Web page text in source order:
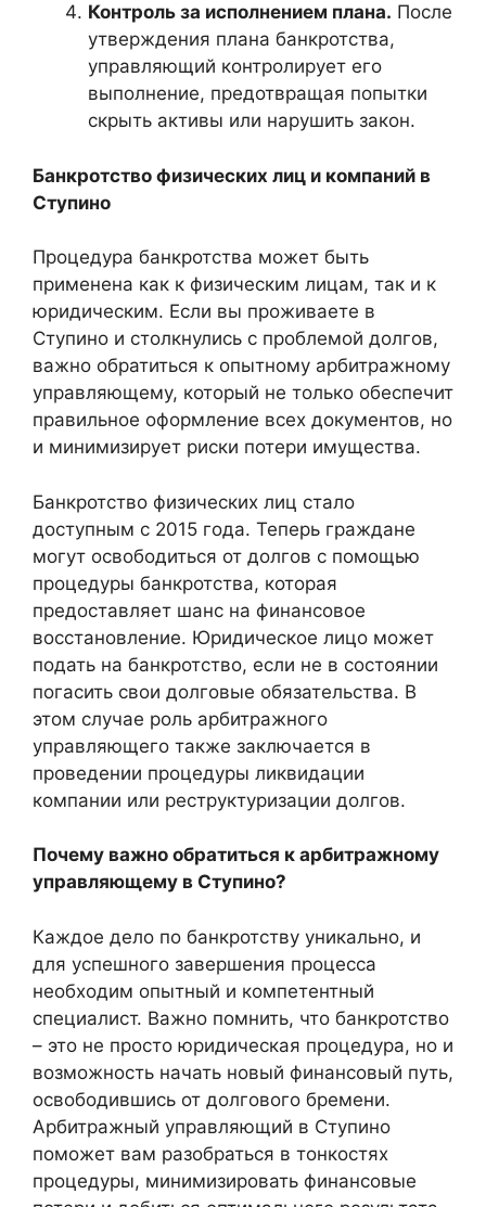
Контроль за исполнением плана. После
утверждения плана банкротства,
управляющий контролирует его
выполнение, предотвращая попытки
скрыть активы или нарушить закон.
Банкротство физических лиц и компаний в
Ступино
Процедура банкротства может быть
применена как к физическим лицам, так и к
юридическим. Если вы проживаете в
Ступино и столкнулись с проблемой долгов,
важно обратиться к опытному арбитражному
управляющему, который не только обеспечит
правильное оформление всех документов, но
и минимизирует риски потери имущества.
Банкротство физических лиц стало
доступным с 2015 года. Теперь граждане
могут освободиться от долгов с помощью
процедуры банкротства, которая
предоставляет шанс на финансовое
восстановление. Юридическое лицо может
подать на банкротство, если не в состоянии
погасить свои долговые обязательства. В
этом случае роль арбитражного
управляющего также заключается в
проведении процедуры ликвидации
компании или реструктуризации долгов.
Почему важно обратиться к арбитражному
управляющему в Ступино?
Каждое дело по банкротству уникально, и
для успешного завершения процесса
необходим опытный и компетентный
специалист. Важно помнить, что банкротство
– это не просто юридическая процедура, но и
возможность начать новый финансовый путь,
освободившись от долгового бремени.
Арбитражный управляющий в Ступино
поможет вам разобраться в тонкостях
процедуры, минимизировать финансовые